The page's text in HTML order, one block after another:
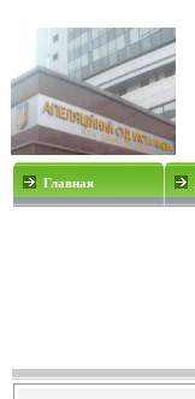
Главная